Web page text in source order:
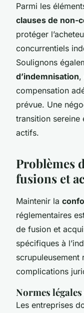
Parmi les
clauses de non-
protéger
concurrentiels
Soulignons
d’indemnisation,
compensation
prévue. Une
transition sereine
actifs.
Problèmes
fusions et
Maintenir la
réglementaires
de fusion et
spécifiques à
scrupuleusement
complications
Normes
Les entreprises